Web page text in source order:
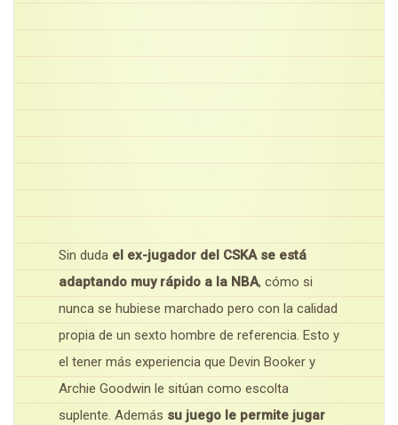
Sin duda el ex-jugador del CSKA se está
adaptando muy rápido a la NBA, cómo si
nunca se hubiese marchado pero con la calidad
propia de un sexto hombre de referencia. Esto y
el tener más experiencia que Devin Booker y
Archie Goodwin le sitúan como escolta
suplente. Además su juego le permite jugar